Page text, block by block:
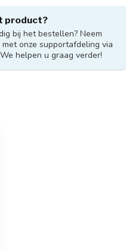
product?
bij het bestellen? Neem
onze supportafdeling via
helpen u graag verder!